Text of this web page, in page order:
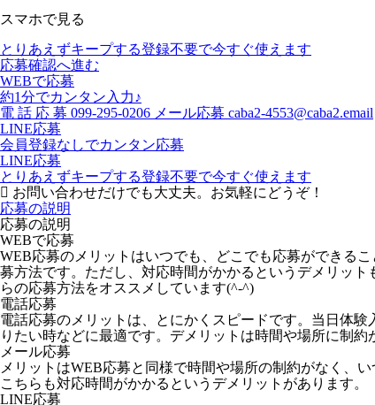
スマホで見る
とりあえずキープする登録不要で今すぐ使えます
応募確認へ進む
WEBで応募
約1分でカンタン入力♪
電 話 応 募 099-295-0206 メール応募 caba2-4553@caba2.email
LINE応募
会員登録なしでカンタン応募
LINE応募
とりあえずキープする登録不要で今すぐ使えます
お問い合わせだけでも大丈夫。お気軽にどうぞ！
応募の説明
応募の説明
WEBで応募
WEB応募のメリットはいつでも、どこでも応募ができる
募方法です。ただし、対応時間がかかるというデメリット
らの応募方法をオススメしています(^-^)
電話応募
電話応募のメリットは、とにかくスピードです。当日体験
りたい時などに最適です。デメリットは時間や場所に制約
メール応募
メリットはWEB応募と同様で時間や場所の制約がなく、い
こちらも対応時間がかかるというデメリットがあります。
LINE応募